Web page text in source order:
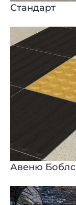
Стандарт
Авеню Боблс